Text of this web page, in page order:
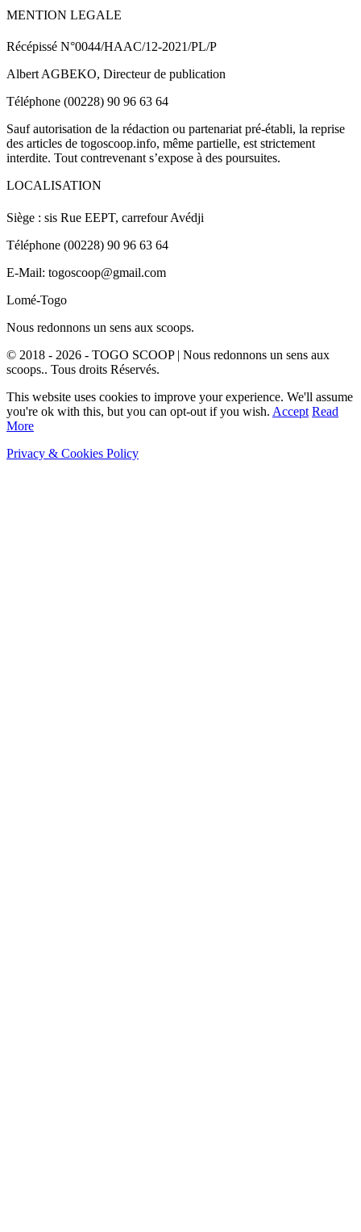
MENTION LEGALE
Récépissé N°0044/HAAC/12-2021/PL/P
Albert AGBEKO, Directeur de publication
Téléphone (00228) 90 96 63 64
Sauf autorisation de la rédaction ou partenariat pré-établi, la reprise
des articles de togoscoop.info, même partielle, est strictement
interdite. Tout contrevenant s’expose à des poursuites.
LOCALISATION
Siège : sis Rue EEPT, carrefour Avédji
Téléphone (00228) 90 96 63 64
E-Mail: togoscoop@gmail.com
Lomé-Togo
Nous redonnons un sens aux scoops.
© 2018 - 2026 - TOGO SCOOP | Nous redonnons un sens aux
scoops.. Tous droits Réservés.
This website uses cookies to improve your experience. We'll assume
you're ok with this, but you can opt-out if you wish. Accept Read
More
Privacy & Cookies Policy